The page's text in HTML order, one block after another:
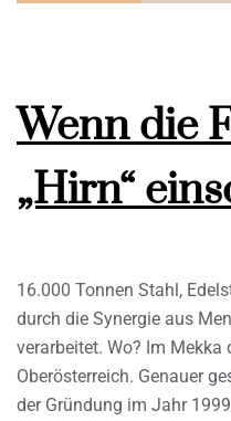
Wenn die
„Hirn“
16.000 Tonnen Stahl,
durch die Synergie aus
verarbeitet. Wo? Im Mekka
Oberösterreich. Genauer
der Gründung im Jahr